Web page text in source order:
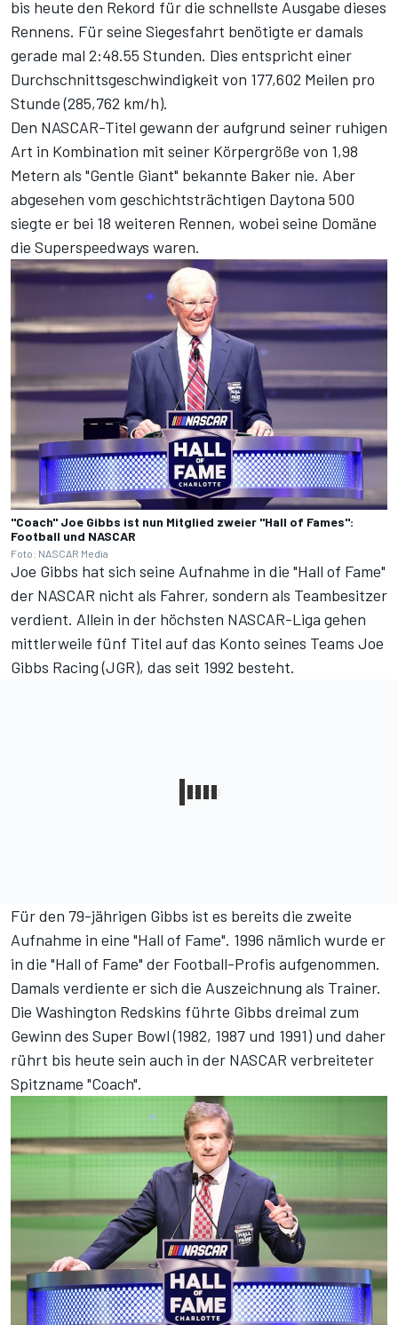
bis heute den Rekord für die schnellste Ausgabe dieses
Rennens. Für seine Siegesfahrt benötigte er damals
gerade mal 2:48.55 Stunden. Dies entspricht einer
Durchschnittsgeschwindigkeit von 177,602 Meilen pro
Stunde (285,762 km/h).
Den NASCAR-Titel gewann der aufgrund seiner ruhigen
Art in Kombination mit seiner Körpergröße von 1,98
Metern als "Gentle Giant" bekannte Baker nie. Aber
abgesehen vom geschichtsträchtigen Daytona 500
siegte er bei 18 weiteren Rennen, wobei seine Domäne
die Superspeedways waren.
"Coach" Joe Gibbs ist nun Mitglied zweier "Hall of Fames":
Football und NASCAR
Foto: NASCAR Media
Joe Gibbs hat sich seine Aufnahme in die "Hall of Fame"
der NASCAR nicht als Fahrer, sondern als Teambesitzer
verdient. Allein in der höchsten NASCAR-Liga gehen
mittlerweile fünf Titel auf das Konto seines Teams Joe
Gibbs Racing (JGR), das seit 1992 besteht.
Für den 79-jährigen Gibbs ist es bereits die zweite
Aufnahme in eine "Hall of Fame". 1996 nämlich wurde er
in die "Hall of Fame" der Football-Profis aufgenommen.
Damals verdiente er sich die Auszeichnung als Trainer.
Die Washington Redskins führte Gibbs dreimal zum
Gewinn des Super Bowl (1982, 1987 und 1991) und daher
rührt bis heute sein auch in der NASCAR verbreiteter
Spitzname "Coach".